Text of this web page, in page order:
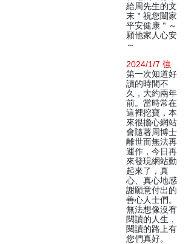
給周先生的文
末＂祝您闔家
平安健康＂～
願他家人心安
～
2024/1/7 強
第一次知道好
讀的時間不
久，大約兩年
前。當時常在
這裡挖寶，本
來很擔心網站
會隨著周博士
離世而無法再
運作，今日再
來發現網站動
起來了，真
心、真心地感
謝願意付出的
善心人士們。
無法想像沒有
閱讀的人生，
閱讀的路上有
您們真好。